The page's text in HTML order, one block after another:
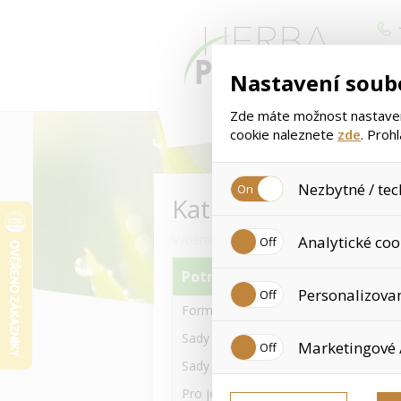
Kategorie
Vyberte si kategorii zboží
Potravinové doplňky
Formula 1 a jiné Výživné koktejly
Sady s Formula 1 koktejly 550g
Sady s Formula 1 koktejly 780g
Pro ještě více Proteinu-Bílkovin
<
Nastavení
Zde máte možnost
cookie naleznete zde.
Nezbytné /
Používají se mimo jiné k
tyto cookies není zapotřebí
Analytické
již nejedná o osobní údaje,
navštívené odkazy,
zkušenosti. Díky nim
doporučením produktů či
Marketingové